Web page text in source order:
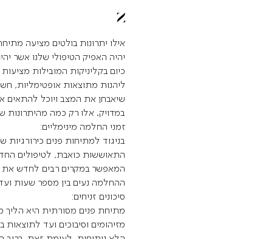
אילו יתרונות בולטים מציעה
יהיה האפיק הטיפולי שלנו אשר
כיום בקליניקות המובילות
ליהנות מתוצאות אופטימליות,
שיאבחן את המצב ויוכל להתאים
במדויק. אלו רק כמה מהיתרונות
זמני החלמה מינימליים:
בניגוד למתיחות פנים
התאוששות כואבת, לטיפולים
המאפשר במקרים רבים לחדש את
ההחלמה נעים בין מספר שעות ועד
סיכונים זניחים:
מתיחת פנים מסורתית היא הליך
מזיהומים וסיבוכים ועד לתוצאות